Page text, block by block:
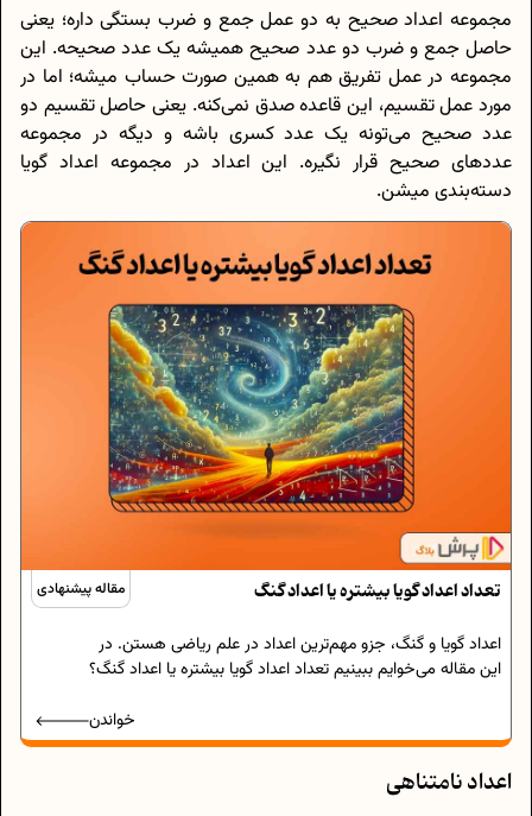
مجموعه اعداد صحیح به دو عمل جمع و ضرب بستگی داره؛ یعنی
حاصل جمع و ضرب دو عدد صحیح همیشه یک عدد صحیحه. این
مجموعه در عمل تفریق هم به همین صورت حساب میشه؛ اما در
مورد عمل تقسیم، این قاعده صدق نمی‌کنه. یعنی حاصل تقسیم دو
عدد صحیح می‌تونه یک عدد کسری باشه و دیگه در مجموعه
عددهای صحیح قرار نگیره. این اعداد در مجموعه اعداد گویا
دسته‌بندی میشن.
مقاله پیشنهادی تعداد اعداد گویا بیشتره یا اعداد گنگ
اعداد گویا و گنگ، جزو مهم‌ترین اعداد در علم ریاضی هستن. در
این مقاله می‌خوایم ببینیم تعداد اعداد گویا بیشتره یا اعداد گنگ؟
خواندن
اعداد نامتناهی